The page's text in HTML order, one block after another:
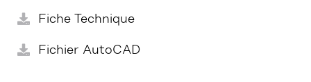
Fiche Technique
Fichier AutoCAD